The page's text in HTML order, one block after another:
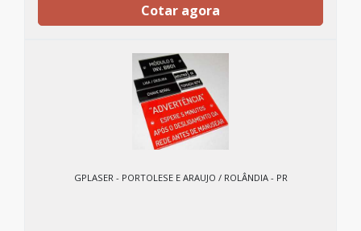
Cotar agora
GPLASER - PORTOLESE E ARAUJO / ROLÂNDIA - PR